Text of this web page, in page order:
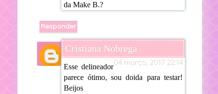
da Make B.?
Responder
Cristiana Nobrega
04 março, 2017 22:14
Esse delineador
parece ótimo, sou doida para testar!
Beijos